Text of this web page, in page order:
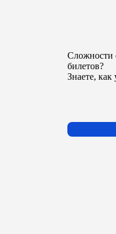
Сложности
билетов?
Знаете,